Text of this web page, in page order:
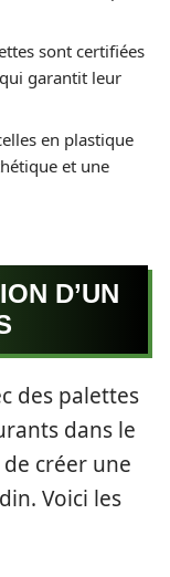
sont certifiées
garantit leur
en plastique
et une
D’UN
des palettes
dans le
créer une
Voici les